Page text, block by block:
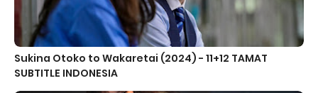
Sukina Otoko to Wakaretai (2024) - 11+12 TAMAT
SUBTITLE INDONESIA